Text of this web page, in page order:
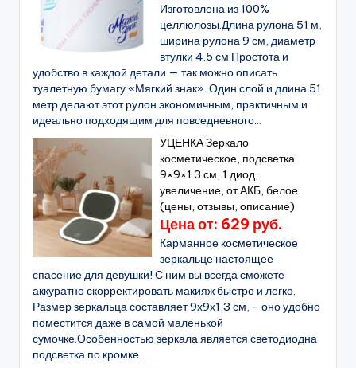
Изготовлена из 100%
целлюлозы.Длина рулона 51 м,
ширина рулона 9 см, диаметр
втулки 4.5 см.Простота и
удобство в каждой детали — так можно описать
туалетную бумагу «Мягкий знак». Один слой и длина 51
метр делают этот рулон экономичным, практичным и
идеально подходящим для повседневного...
УЦЕНКА Зеркало
косметическое, подсветка
9×9×1.3 см, 1 диод,
увеличение, от АКБ, белое
(цены, отзывы, описание)
Цена от: 629 руб.
Карманное косметическое
зеркальце настоящее
спасение для девушки! С ним вы всегда сможете
аккуратно скорректировать макияж быстро и легко.
Размер зеркальца составляет 9х9х1,3 см, - оно удобно
поместится даже в самой маленькой
сумочке.Особенностью зеркала является светодиодна
подсветка по кромке...